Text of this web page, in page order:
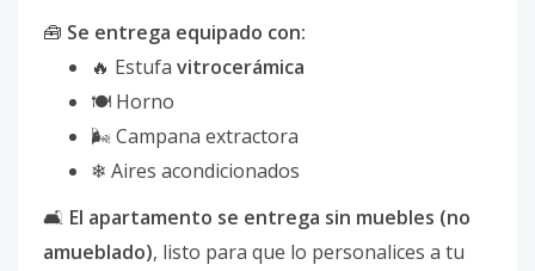
🧰 Se entrega equipado con:
🔥 Estufa vitrocerámica
🍽 Horno
🌬 Campana extractora
❄ Aires acondicionados
🛋 El apartamento se entrega sin muebles (no
amueblado), listo para que lo personalices a tu